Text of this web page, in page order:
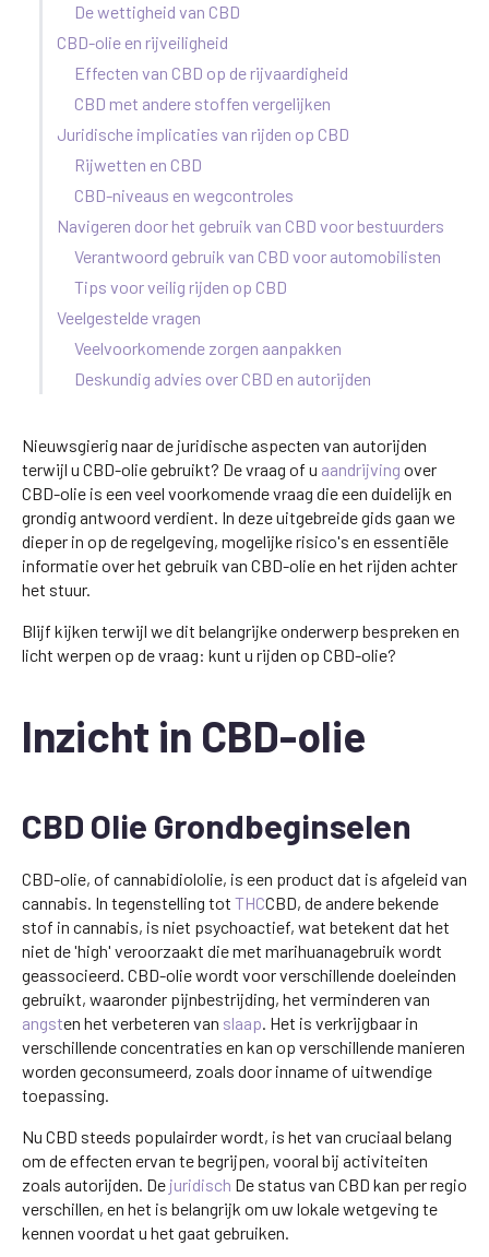
De wettigheid van CBD
CBD-olie en rijveiligheid
Effecten van CBD op de rijvaardigheid
CBD met andere stoffen vergelijken
Juridische implicaties van rijden op CBD
Rijwetten en CBD
CBD-niveaus en wegcontroles
Navigeren door het gebruik van CBD voor bestuurders
Verantwoord gebruik van CBD voor automobilisten
Tips voor veilig rijden op CBD
Veelgestelde vragen
Veelvoorkomende zorgen aanpakken
Deskundig advies over CBD en autorijden
Nieuwsgierig naar de juridische aspecten van autorijden
terwijl u CBD-olie gebruikt? De vraag of u aandrijving over
CBD-olie is een veel voorkomende vraag die een duidelijk en
grondig antwoord verdient. In deze uitgebreide gids gaan we
dieper in op de regelgeving, mogelijke risico's en essentiële
informatie over het gebruik van CBD-olie en het rijden achter
het stuur.
Blijf kijken terwijl we dit belangrijke onderwerp bespreken en
licht werpen op de vraag: kunt u rijden op CBD-olie?
Inzicht in CBD-olie
CBD Olie Grondbeginselen
CBD-olie, of cannabidiololie, is een product dat is afgeleid van
cannabis. In tegenstelling tot THCCBD, de andere bekende
stof in cannabis, is niet psychoactief, wat betekent dat het
niet de 'high' veroorzaakt die met marihuanagebruik wordt
geassocieerd. CBD-olie wordt voor verschillende doeleinden
gebruikt, waaronder pijnbestrijding, het verminderen van
angsten het verbeteren van slaap. Het is verkrijgbaar in
verschillende concentraties en kan op verschillende manieren
worden geconsumeerd, zoals door inname of uitwendige
toepassing.
Nu CBD steeds populairder wordt, is het van cruciaal belang
om de effecten ervan te begrijpen, vooral bij activiteiten
zoals autorijden. De juridisch De status van CBD kan per regio
verschillen, en het is belangrijk om uw lokale wetgeving te
kennen voordat u het gaat gebruiken.